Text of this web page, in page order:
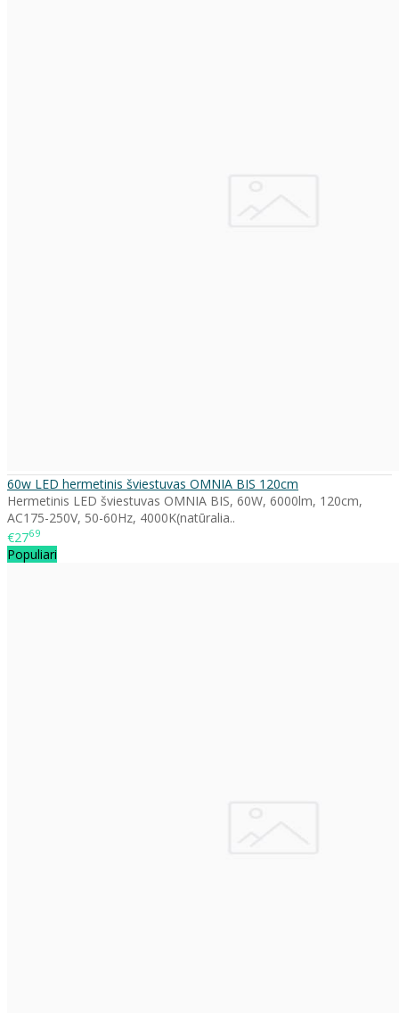
60w LED hermetinis šviestuvas OMNIA BIS 120cm
Hermetinis LED šviestuvas OMNIA BIS, 60W, 6000lm, 120cm,
AC175-250V, 50-60Hz, 4000K(natūralia..
€2769
Populiari